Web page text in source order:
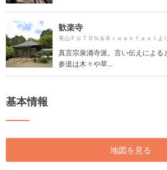
歓楽寺
美山ＦＵＴＯＮ＆Ｂｒｅａｋｆａｓｔよ
真言宗泉涌寺派。言い伝えによる
参道は木々や草...
基本情報
地図を見る